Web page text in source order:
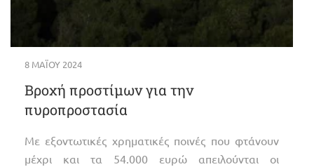
8 ΜΑΪ́ΟΥ 2024
Βροχή προστίμων για την
πυροπροστασία
Με εξοντωτικές χρηματικές ποινές που φτάνουν
μέχρι και τα 54.000 ευρώ απειλούνται οι